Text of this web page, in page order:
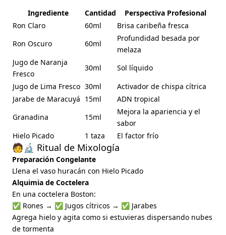
Ingrediente Cantidad
Perspectiva Profesional
Ron Claro
60ml
Brisa caribeña fresca
Ron Oscuro
60ml
Profundidad besada por
melaza
Jugo de Naranja
Fresco
30ml
Sol líquido
Jugo de Lima Fresco 30ml
Activador de chispa cítrica
Jarabe de Maracuyá 15ml
ADN tropical
Granadina
15ml
Mejora la apariencia y el
sabor
Hielo Picado
1 taza El factor frío
🧑🔬 Ritual de Mixología
Preparación Congelante
Llena el vaso huracán con Hielo Picado
Alquimia de Coctelera
En una coctelera Boston:
✅ Rones → ✅ Jugos cítricos → ✅ Jarabes
Agrega hielo y agita como si estuvieras dispersando nubes
de tormenta